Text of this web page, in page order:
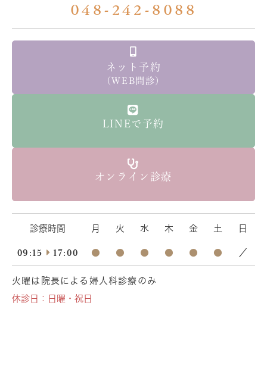
048-242-8088
ネット予約
（WEB問診）
LINEで予約
オンライン診療
診療時間 月 火 水 木 金 土 日
09:15 17:00 ● ● ● ● ● ● ／
火曜は院長による婦人科診療のみ
休診日：日曜・祝日